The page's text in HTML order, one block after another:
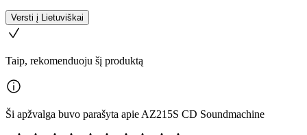
Versti į Lietuviškai
Taip, rekomenduoju šį produktą
Ši apžvalga buvo parašyta apie AZ215S CD Soundmachine